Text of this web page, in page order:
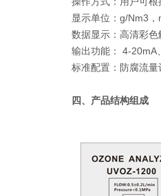
显示单位：g/Nm3
数据显示：高清彩
输出功能： 4-20mA
标准配置：防腐流
四、产品结构组成